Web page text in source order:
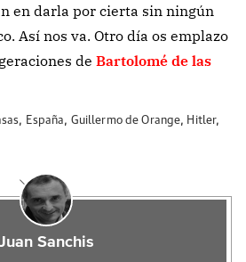
en darla por cierta sin ningún
Así nos va. Otro día os emplazo
de Bartolomé de las
, España, Guillermo de Orange, Hitler,
Sanchis